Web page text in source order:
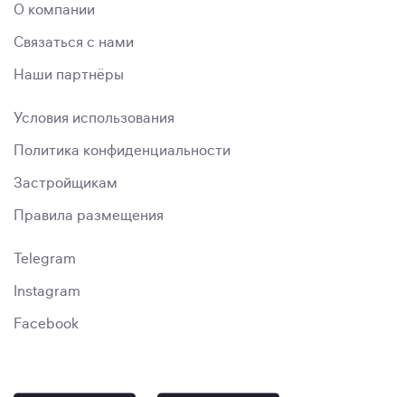
О компании
Связаться с нами
Наши партнёры
Условия использования
Политика конфиденциальности
Застройщикам
Правила размещения
Telegram
Instagram
Facebook